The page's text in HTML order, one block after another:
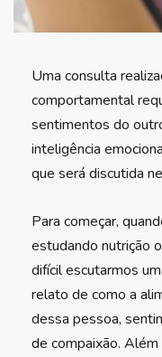
Uma consulta
comportamental
sentimentos do
inteligência
que será discutida
Para começar,
estudando nutrição
difícil escutarmos
relato de como a
dessa pessoa,
de compaixão.